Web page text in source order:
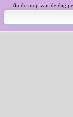
8u de mop van de dag